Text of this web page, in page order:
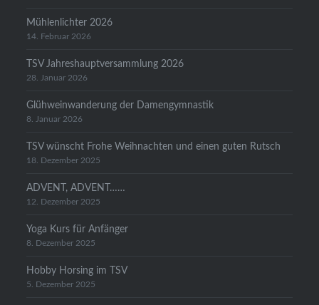
Mühlenlichter 2026
14. Februar 2026
TSV Jahreshauptversammlung 2026
28. Januar 2026
Glühweinwanderung der Damengymnastik
8. Januar 2026
TSV wünscht Frohe Weihnachten und einen guten Rutsch
18. Dezember 2025
ADVENT, ADVENT……
12. Dezember 2025
Yoga Kurs für Anfänger
8. Dezember 2025
Hobby Horsing im TSV
5. Dezember 2025